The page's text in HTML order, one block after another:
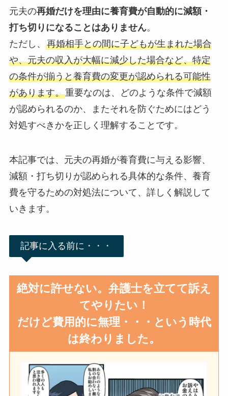
元夫の再婚だけを理由に養育費が自動的に減額・
打ち切りになることはありません。
ただし、 再婚相手との間に子どもが生まれた場合
や、元夫の収入が大幅に減少した場合など、特定
の条件が揃うと養育費の変更が認められる可能性
があります。重要なのは、どのような条件で減額
が認められるのか、またそれを防ぐためにはどう
対処すべきかを正しく理解することです。
本記事では、元夫の再婚が養育費に与える影響、
減額・打ち切りが認められる具体的な条件、養育
費を守るための対処法について、詳しく解説して
いきます。
記事に入る前に・・・
絶対に許せない。弁護士を立てて訴え
てやりたい！
だけど費用的に無理・・・という時代
は終わりました。